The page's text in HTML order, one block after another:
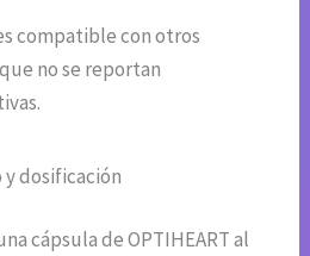
compatible con otros
no se reportan
dosificación
cápsula de OPTIHEART al